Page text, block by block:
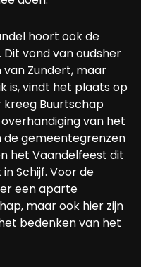
hoort ook de
vond van oudsher
Zundert, maar
is, vindt het plaats op
kreeg Buurtschap
van het
gemeentegrenzen
het Vaandelfeest dit
Schijf. Voor de
een aparte
maar ook hier zijn
bedenken van het